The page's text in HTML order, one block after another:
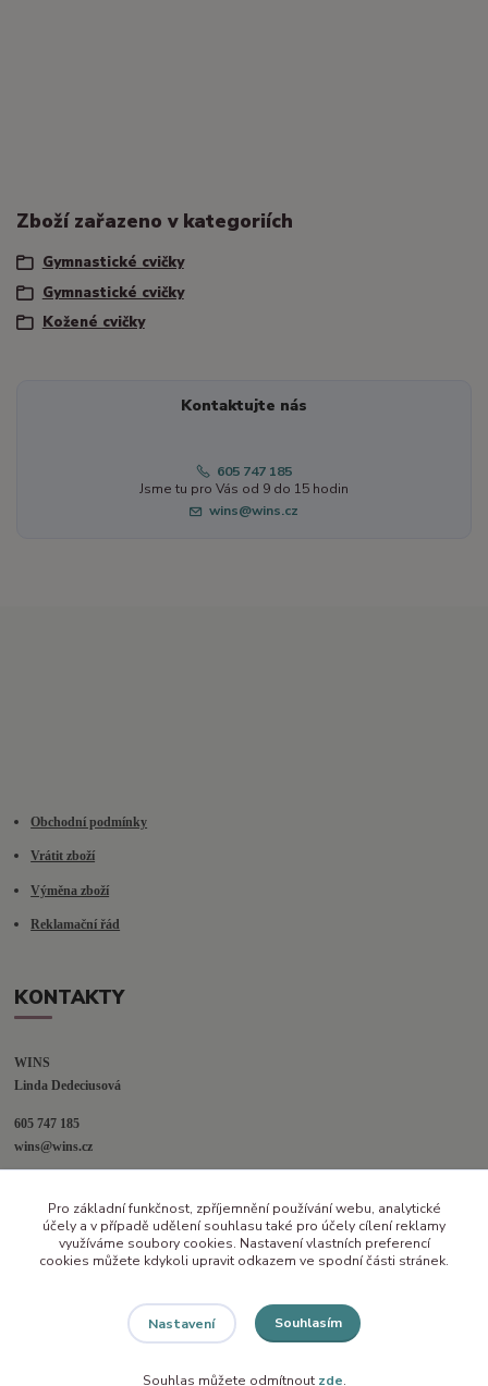
Zboží zařazeno v kategoriích
Gymnastické cvičky
Gymnastické cvičky
Kožené cvičky
Kontaktujte nás
605 747 185
Jsme tu pro Vás od 9 do 15 hodin
wins@wins.cz
Obchodní podmínky
Vrátit zboží
Výměna zboží
Reklamační řád
KONTAKTY
WINS
Linda Dedeciusová
605 747 185
wins@wins.cz
Šenov u N. Jičína
Pro základní funkčnost, zpříjemnění používání webu, analytické
účely a v případě udělení souhlasu také pro účely cílení reklamy
využíváme soubory cookies. Nastavení vlastních preferencí
cookies můžete kdykoli upravit odkazem ve spodní části stránek.
Nastavení Souhlasím
Souhlas můžete odmítnout zde.